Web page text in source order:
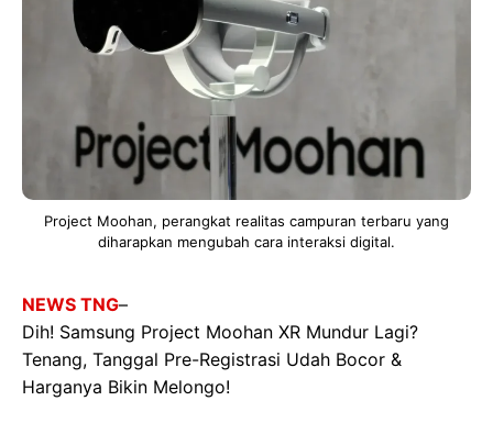
Project Moohan, perangkat realitas campuran terbaru yang
diharapkan mengubah cara interaksi digital.
NEWS TNG–
Dih! Samsung Project Moohan XR Mundur Lagi?
Tenang, Tanggal Pre-Registrasi Udah Bocor &
Harganya Bikin Melongo!